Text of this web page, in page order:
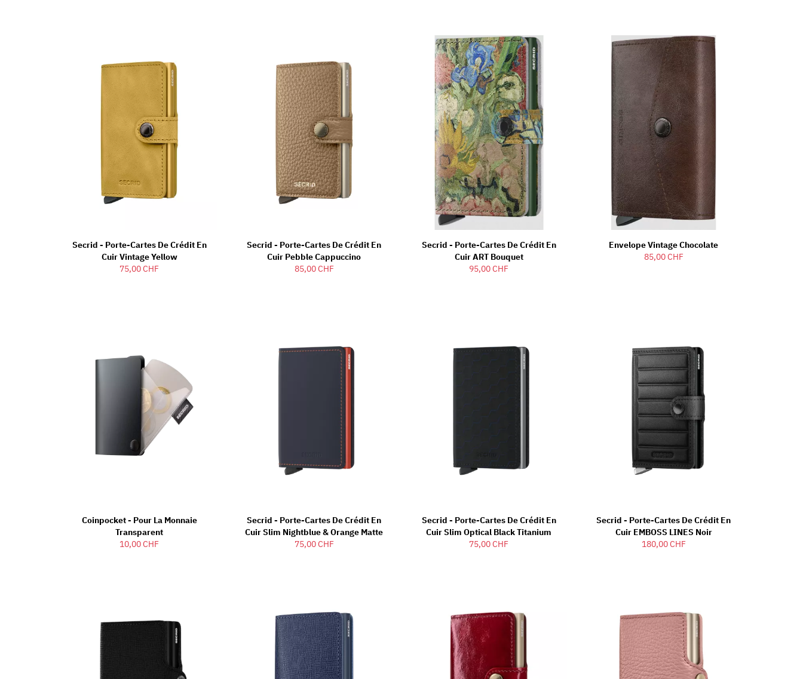
Secrid - Porte-Cartes De Crédit En
Cuir Vintage Yellow
75,00 CHF
Secrid - Porte-Cartes De Crédit En
Cuir Pebble Cappuccino
85,00 CHF
Secrid - Porte-Cartes De Crédit En
Cuir ART Bouquet
95,00 CHF
Envelope Vintage Chocolate
85,00 CHF
Coinpocket - Pour La Monnaie
Transparent
10,00 CHF
Secrid - Porte-Cartes De Crédit En
Cuir Slim Nightblue & Orange Matte
75,00 CHF
Secrid - Porte-Cartes De Crédit En
Cuir Slim Optical Black Titanium
75,00 CHF
Secrid - Porte-Cartes De Crédit En
Cuir EMBOSS LINES Noir
180,00 CHF